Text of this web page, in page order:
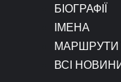
БІОГРАФІЇ
ІМЕНА
МАРШРУТИ
ВСІ